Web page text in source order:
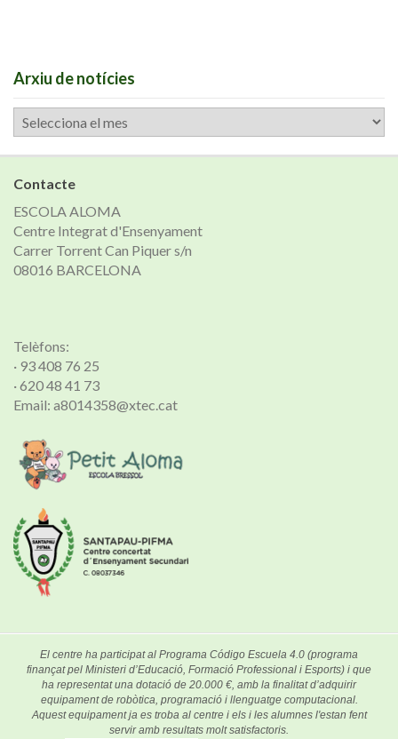
Arxiu de notícies
Arxiu
de
notícies
Contacte
ESCOLA ALOMA
Centre Integrat d'Ensenyament
Carrer Torrent Can Piquer s/n
08016 BARCELONA
Telèfons:
· 93 408 76 25
· 620 48 41 73
Email: a8014358@xtec.cat
El centre ha participat al Programa Código Escuela 4.0 (programa
finançat pel Ministeri d’Educació, Formació Professional i Esports) i que
ha representat una dotació de 20.000 €, amb la finalitat d’adquirir
equipament de robòtica, programació i llenguatge computacional.
Aquest equipament ja es troba al centre i els i les alumnes l'estan fent
servir amb resultats molt satisfactoris.